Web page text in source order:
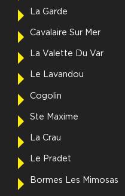
La Garde
Cavalaire Sur Mer
La Valette Du Var
Le Lavandou
Cogolin
Ste Maxime
La Crau
Le Pradet
Bormes Les Mimosas